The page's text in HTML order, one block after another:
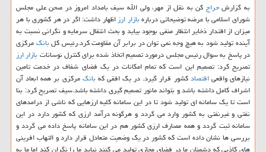
به گزارشحراج كن به نقل از مهر، ولی الله سیف بامداد امروز در صحن علی مجلس
شورای اسلامی با عرضه توضیحاتی دربارهبازارارزاظهار داشت: اگر در هر كشوری با هر
میزان از اقتدار ذخایر انتظار منفی بوجود بیاید و بحث انتقال سرمایه و نگرانی نسبت به
آینده تولید شود به هیچ وجه نمی توان در برابر آن مقاومت كرد.رئیس كلبانكمركزی
در پاسخ به سوال رئیس مجلس درمورد تصمیم اتخاذ شده برای كنترل نوساناتبازارارز
تصریح كرد: تصمیم این است كه تمام امكانات در یك فضای شفاف در خدمت تامین
نیازهای واقعیاقتصادكشور قرار گیرد. در یك افقی كهبانكمركزی بر همه ابعاد آن
اشراف كامل داشته باشد و بتواند مانور تصمیم گیری داشته باشد.سیف تصریح كرد: بنا
است تا یك سامانه ای تولید شود تا در این سامانه كلیه ارزهایی كه ناشی از درامدهای
نفتی و غیرنفتی به كشور وارد می گردد و هرگونه درآمد ارزی كه كشور دارد در این
سامانه ثبت گردد و همه مصارف ارزی كشور هم در این سامانه پاسخ داده می گردد و
بررسی ها نشان داده است كه كشور در یك وضعیت متعادل قرار دارد و التهاب افرینی